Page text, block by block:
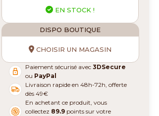
EN STOCK !
DISPO BOUTIQUE
CHOISIR UN MAGASIN
Paiement sécurisé avec3DSecure
ou PayPal
Livraison rapide en 48h-72h, offerte
dès 49€
En achetant ce produit, vous
collectez 89.9 points sur votre